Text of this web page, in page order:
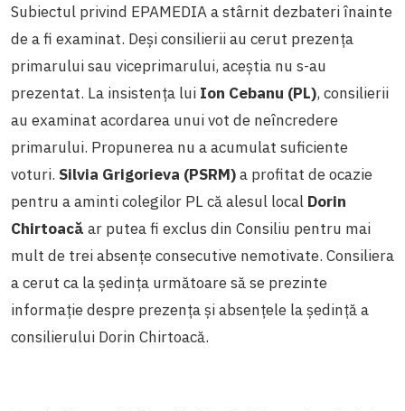
Subiectul privind EPAMEDIA a stârnit dezbateri înainte
de a fi examinat. Deși consilierii au cerut prezența
primarului sau viceprimarului, aceștia nu s-au
prezentat. La insistența lui Ion Cebanu (PL), consilierii
au examinat acordarea unui vot de neîncredere
primarului. Propunerea nu a acumulat suficiente
voturi. Silvia Grigorieva (PSRM)a profitat de ocazie
pentru a aminti colegilor PL că alesul local Dorin
Chirtoacă ar putea fi exclus din Consiliu pentru mai
mult de trei absențe consecutive nemotivate. Consiliera
a cerut ca la ședința următoare să se prezinte
informație despre prezența și absențele la ședință a
consilierului Dorin Chirtoacă.